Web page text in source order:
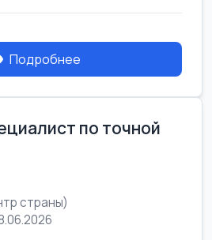
Подробнее
по точной
страны)